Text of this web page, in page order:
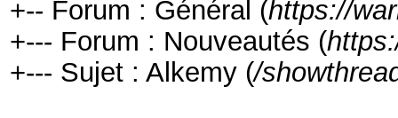
+-- Forum : Général (https://
+--- Forum : Nouveautés (
+--- Sujet : Alkemy (/